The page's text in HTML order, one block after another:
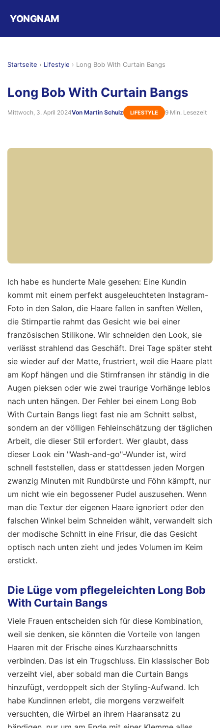
YONGNAM
Startseite › Lifestyle › Long Bob With Curtain Bangs
Long Bob With Curtain Bangs
Mittwoch, 3. April 2024Von Martin Schulz LIFESTYLE 9 Min. Lesezeit
Ich habe es hunderte Male gesehen: Eine Kundin
kommt mit einem perfekt ausgeleuchteten Instagram-
Foto in den Salon, die Haare fallen in sanften Wellen,
die Stirnpartie rahmt das Gesicht wie bei einer
französischen Stilikone. Wir schneiden den Look, sie
verlässt strahlend das Geschäft. Drei Tage später steht
sie wieder auf der Matte, frustriert, weil die Haare platt
am Kopf hängen und die Stirnfransen ihr ständig in die
Augen pieksen oder wie zwei traurige Vorhänge leblos
nach unten hängen. Der Fehler bei einem Long Bob
With Curtain Bangs liegt fast nie am Schnitt selbst,
sondern an der völligen Fehleinschätzung der täglichen
Arbeit, die dieser Stil erfordert. Wer glaubt, dass
dieser Look ein "Wash-and-go"-Wunder ist, wird
schnell feststellen, dass er stattdessen jeden Morgen
zwanzig Minuten mit Rundbürste und Föhn kämpft, nur
um nicht wie ein begossener Pudel auszusehen. Wenn
man die Textur der eigenen Haare ignoriert oder den
falschen Winkel beim Schneiden wählt, verwandelt sich
der modische Schnitt in eine Frisur, die das Gesicht
optisch nach unten zieht und jedes Volumen im Keim
erstickt.
Die Lüge vom pflegeleichten Long Bob
With Curtain Bangs
Viele Frauen entscheiden sich für diese Kombination,
weil sie denken, sie könnten die Vorteile von langen
Haaren mit der Frische eines Kurzhaarschnitts
verbinden. Das ist ein Trugschluss. Ein klassischer Bob
verzeiht viel, aber sobald man die Curtain Bangs
hinzufügt, verdoppelt sich der Styling-Aufwand. Ich
habe Kundinnen erlebt, die morgens verzweifelt
versuchten, die Wirbel an ihrem Haaransatz zu